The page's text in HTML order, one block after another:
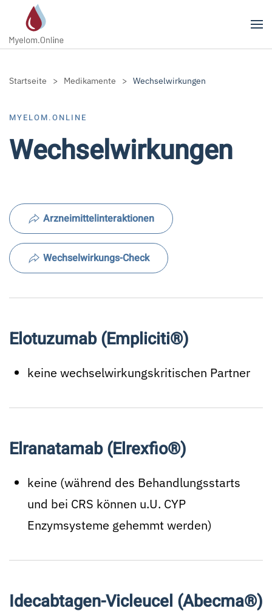
Zum Hauptinhalt springen
Startseite Medikamente Wechselwirkungen
MYELOM.ONLINE
Wechselwirkungen
Arzneimittelinteraktionen
Wechselwirkungs-Check
Elotuzumab (Empliciti®)
keine wechselwirkungskritischen Partner
Elranatamab (Elrexfio®)
keine (während des Behandlungsstarts
und bei CRS können u.U. CYP
Enzymsysteme gehemmt werden)
Idecabtagen-Vicleucel (Abecma®)